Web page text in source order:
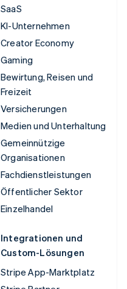
SaaS
KI-Unternehmen
Creator Economy
Gaming
Bewirtung, Reisen und
Freizeit
Versicherungen
Medien und Unterhaltung
Gemeinnützige
Organisationen
Fachdienstleistungen
Öffentlicher Sektor
Einzelhandel
Integrationen und
Custom-Lösungen
Stripe App-Marktplatz